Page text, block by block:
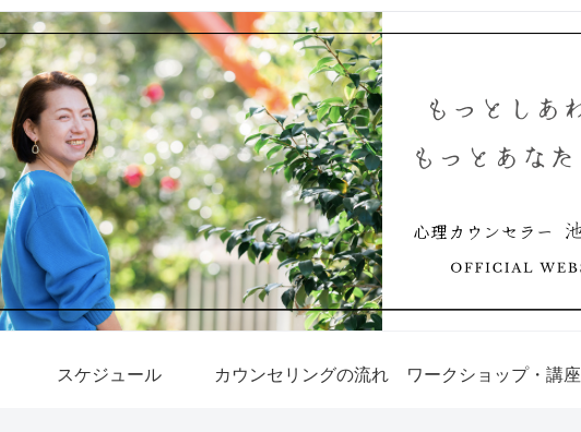
スケジュール カウンセリングの流れ ワークショップ・講座